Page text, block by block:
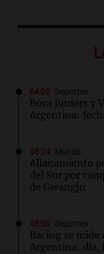
04:00 Deportes
Boca Juniors y
Argentina:
03:24 Mundo
Allanamiento
del Sur por
de Gwangju
03:00 Deportes
Racing se mide
Argentina: día,